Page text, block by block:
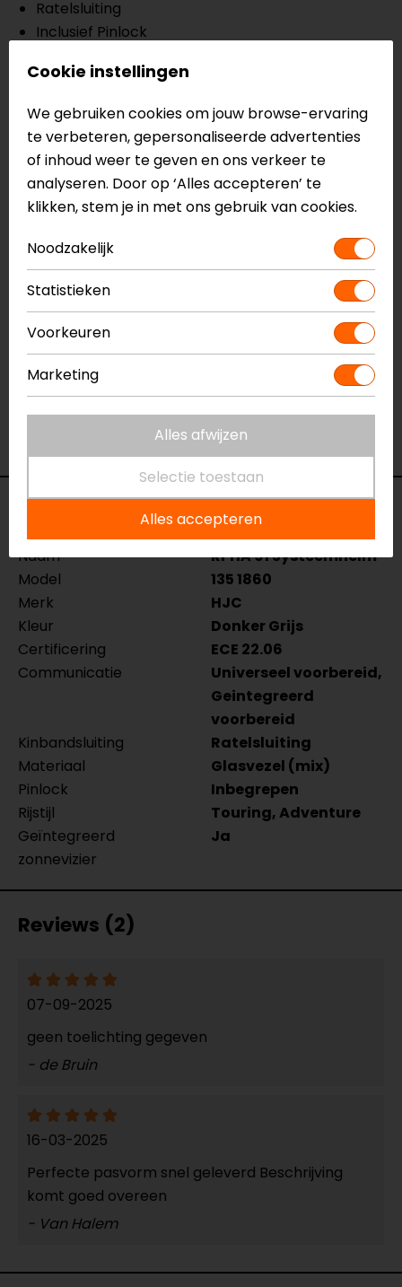
Ratelsluiting
Inclusief Pinlock
HJ-37 vizier
3D geluidsarm interieur
Nekrolsysteem voor extra geluidreductie
Geschikt voor brildragers
Uitneembare en wasbare binnenvoering
Voorbereid voor communicatiesysteem
Verbeterd kinbeugel vergrendelingssysteem
Meer informatie nodig?
Heb je meer informatie nodig over dit product?
met ons op of kom langs in één
vanonze winkels
in Breda, Capelle aan den IJssel,
Eindhoven, Vianen of Apeldoorn. In de winkels kun je
het product bekijken & passen en staan onze
verkoopmedewerkers voor je klaar met advies.
Bekijk ook onze anderesysteemhelmen
Specificaties
Naam
RPHA 91 Systeemhelm
Model
135 1860
Merk
HJC
Kleur
Donker Grijs
Certificering
ECE 22.06
Communicatie
Universeel voorbereid,
Geintegreerd
voorbereid
Kinbandsluiting
Ratelsluiting
Materiaal
Glasvezel (mix)
Pinlock
Inbegrepen
Rijstijl
Touring, Adventure
Geïntegreerd
zonnevizier
Ja
Reviews (2)
07-09-2025
geen toelichting gegeven
- de Bruin
16-03-2025
Perfecte pasvorm snel geleverd Beschrijving
komt goed overeen
- Van Halem
Cookie instellingen
We gebruiken cookies om jouw browse-ervaring
te verbeteren, gepersonaliseerde advertenties
of inhoud weer te geven en ons verkeer te
analyseren. Door op ‘Alles accepteren’ te
klikken, stem je in met ons gebruik van cookies.
Noodzakelijk
Statistieken
Voorkeuren
Marketing
Alles afwijzen
Selectie toestaan
Alles accepteren